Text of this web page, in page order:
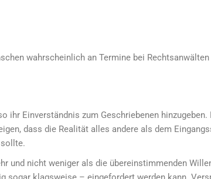
wahrscheinlich an Termine bei
ihr Einverständnis zum Geschriebenen hinzugeben.
dass die Realität alles andere als dem
und nicht weniger als die übereinstimmenden